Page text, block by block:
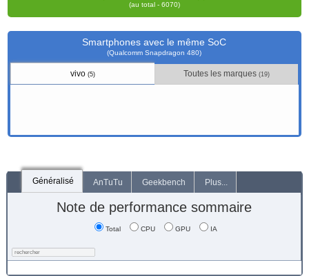
(au total - 6070)
Smartphones avec le même SoC
(Qualcomm Snapdragon 480)
vivo(5) Toutes les marques(19)
Généralisé AnTuTu Geekbench Plus...
Note de performance sommaire
Total CPU GPU IA